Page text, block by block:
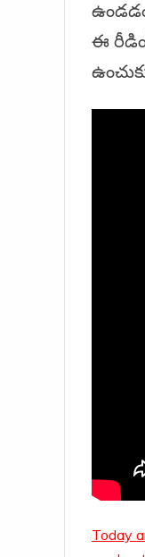
ఈ
Today